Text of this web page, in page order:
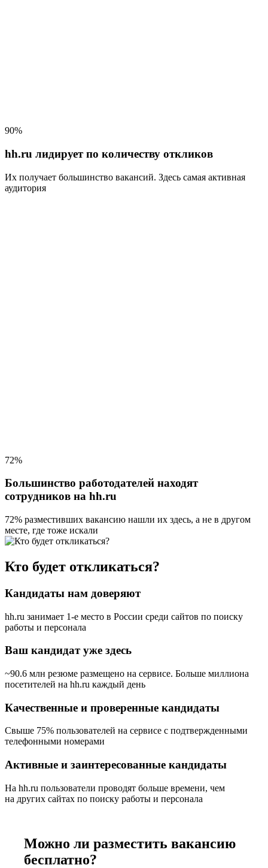
90%
hh.ru лидирует по количеству откликов
Их получает большинство вакансий. Здесь самая активная
аудитория
72%
Большинство работодателей находят
сотрудников на hh.ru
72% разместивших вакансию нашли их здесь, а не в другом
месте, где тоже искали
Кто будет откликаться?
Кандидаты нам доверяют
hh.ru занимает 1-е место в России среди сайтов по поиску
работы и персонала
Ваш кандидат уже здесь
~90.6 млн резюме размещено на сервисе. Больше миллиона
посетителей на hh.ru каждый день
Качественные и проверенные кандидаты
Свыше 75% пользователей на сервисе с подтвержденными
телефонными номерами
Активные и заинтересованные кандидаты
На hh.ru пользователи проводят больше времени, чем
на других сайтах по поиску работы и персонала
Можно ли разместить вакансию
бесплатно?